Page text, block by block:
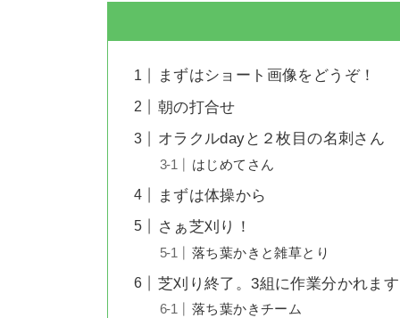
まずはショート画像をどうぞ！
朝の打合せ
オラクルdayと２枚目の名刺さん
はじめてさん
まずは体操から
さぁ芝刈り！
落ち葉かきと雑草とり
芝刈り終了。3組に作業分かれます
落ち葉かきチーム